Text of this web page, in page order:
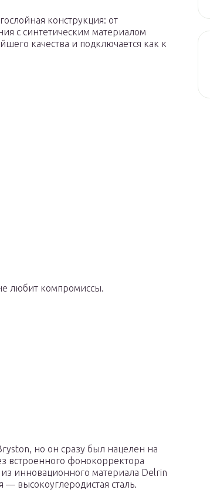
конструкция: от
с синтетическим материалом
качества и подключается как к
любит компромиссы.
но он сразу был нацелен на
встроенного фонокорректора
инновационного материала Delrin
высокоуглеродистая сталь.